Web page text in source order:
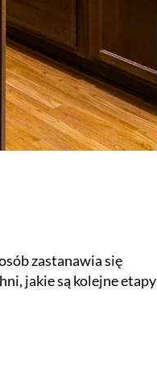
zastanawia się
jakie są kolejne etapy